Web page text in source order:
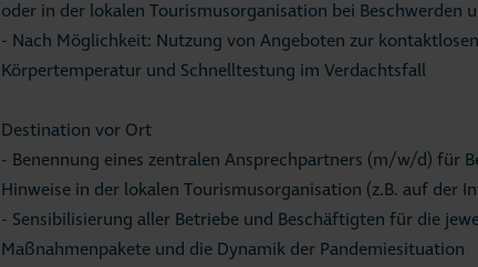
oder in der lokalen Tourismusorganisation bei Beschwerden
- Nach Möglichkeit: Nutzung von Angeboten zur kontaktlosen
Körpertemperatur und Schnelltestung im Verdachtsfall
Destination vor Ort
- Benennung eines zentralen Ansprechpartners (m/w/d) für
Hinweise in der lokalen Tourismusorganisation (z.B. auf der
- Sensibilisierung aller Betriebe und Beschäftigten für die
Maßnahmenpakete und die Dynamik der Pandemiesituation